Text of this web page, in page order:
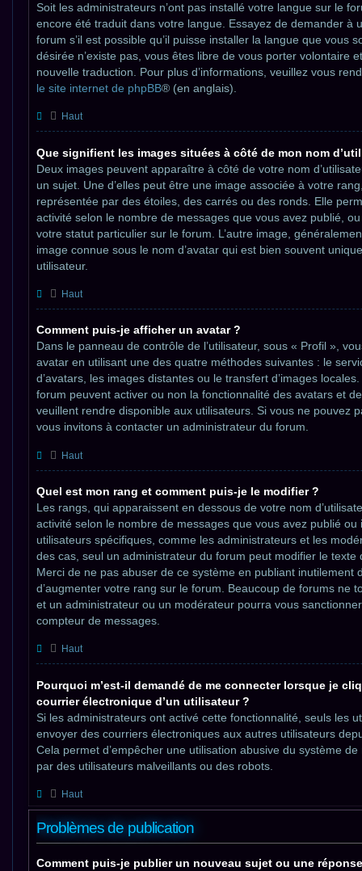
Soit les administrateurs n’ont pas installé votre langue sur le
encore été traduit dans votre langue. Essayez de demander à
forum s’il est possible qu’il puisse installer la langue que vous
désirée n’existe pas, vous êtes libre de vous porter volontaire
nouvelle traduction. Pour plus d’informations, veuillez vous
le site internet de phpBB® (en anglais).
Haut
Que signifient les images situées à côté de mon nom
Deux images peuvent apparaître à côté de votre nom
un sujet. Une d’elles peut être une image associée à votre
représentée par des étoiles, des carrés ou des ronds. Elle
activité selon le nombre de messages que vous avez publié,
votre statut particulier sur le forum. L’autre image,
image connue sous le nom d’avatar qui est bien souvent
utilisateur.
Haut
Comment puis-je afficher un avatar ?
Dans le panneau de contrôle de l’utilisateur, sous « Profil »,
avatar en utilisant une des quatre méthodes suivantes : le
d’avatars, les images distantes ou le transfert d’images
forum peuvent activer ou non la fonctionnalité des avatars et
veuillent rendre disponible aux utilisateurs. Si vous ne pouvez
vous invitons à contacter un administrateur du forum.
Haut
Quel est mon rang et comment puis-je le modifier ?
Les rangs, qui apparaissent en dessous de votre nom
activité selon le nombre de messages que vous avez publié ou
utilisateurs spécifiques, comme les administrateurs et les
des cas, seul un administrateur du forum peut modifier le texte
Merci de ne pas abuser de ce système en publiant inutilement
d’augmenter votre rang sur le forum. Beaucoup de forums ne
et un administrateur ou un modérateur pourra vous
compteur de messages.
Haut
Pourquoi m’est-il demandé de me connecter lorsque je
courrier électronique d’un utilisateur ?
Si les administrateurs ont activé cette fonctionnalité, seuls les
envoyer des courriers électroniques aux autres utilisateurs
Cela permet d’empêcher une utilisation abusive du système
par des utilisateurs malveillants ou des robots.
Haut
Problèmes de publication
Comment puis-je publier un nouveau sujet ou une